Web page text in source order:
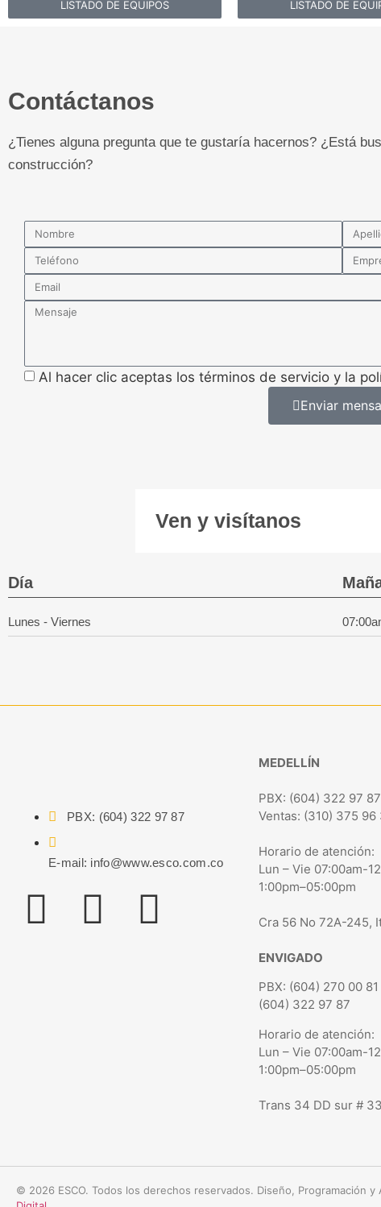
LISTADO DE EQUIPOS LISTADO DE
Contáctanos
¿Tienes alguna pregunta que te gustaría hacernos? ¿Está
construcción?
Al hacer clic aceptas los términos de servicio y la
Enviar
Ven y visítanos
Día
Lunes - Viernes
PBX: (604) 322 97 87
E-mail: info@www.esco.com.co
MEDELLÍN
PBX: (604) 322 97 87
Ventas: (310) 375 96
Horario de atención:
Lun – Vie 07:00am-
1:00pm–05:00pm
Cra 56 No 72A-245,
ENVIGADO
PBX: (604) 270 00 81
(604) 322 97 87
Horario de atención:
Lun – Vie 07:00am-
1:00pm–05:00pm
Trans 34 DD sur #
© 2026 ESCO. Todos los derechos reservados. Diseño, Programación y